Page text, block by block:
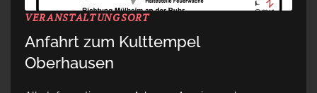
VERANSTALTUNGSORT
Anfahrt zum Kulttempel
Oberhausen